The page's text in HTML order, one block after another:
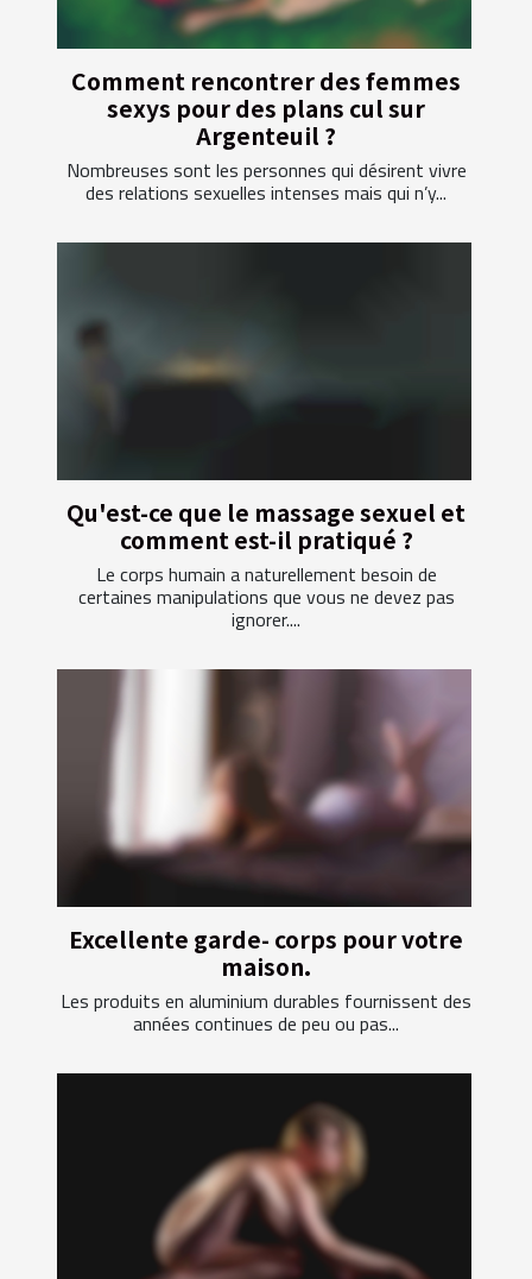
Comment rencontrer des femmes
sexys pour des plans cul sur
Argenteuil ?
Nombreuses sont les personnes qui désirent vivre
des relations sexuelles intenses mais qui n’y...
Qu'est-ce que le massage sexuel et
comment est-il pratiqué ?
Le corps humain a naturellement besoin de
certaines manipulations que vous ne devez pas
ignorer....
Excellente garde- corps pour votre
maison.
Les produits en aluminium durables fournissent des
années continues de peu ou pas...